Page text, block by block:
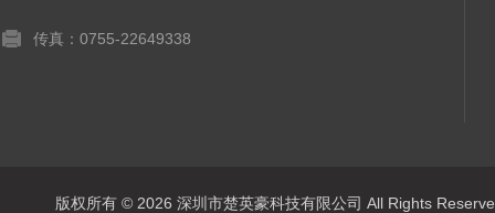
传真：0755-22649338
版权所有 © 2026 深圳市楚英豪科技有限公司 All Rights